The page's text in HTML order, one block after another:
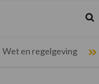
Wet en regelgeving